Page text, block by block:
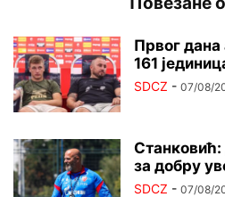
Првог дана
161
SDCZ - 07/08/
за добру
SDCZ - 07/08/